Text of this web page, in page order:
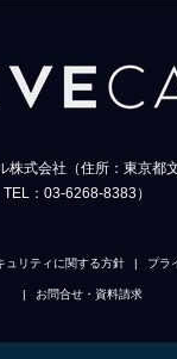
株式会社（住所：東京都
TEL：03-6268-8383）
ュリティに関する方針 プラ
お問合せ・資料請求